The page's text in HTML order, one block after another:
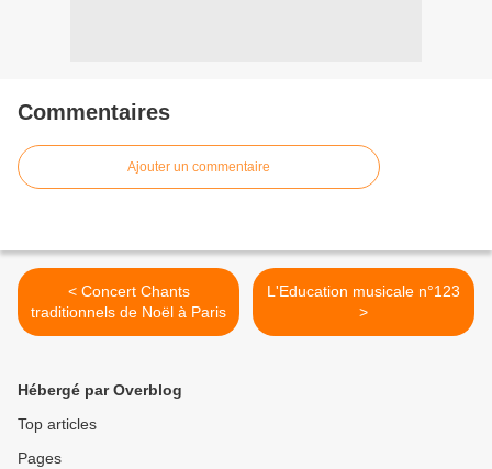
Commentaires
Ajouter un commentaire
< Concert Chants
traditionnels de Noël à Paris
L'Education musicale n°123
>
Hébergé par Overblog
Top articles
Pages